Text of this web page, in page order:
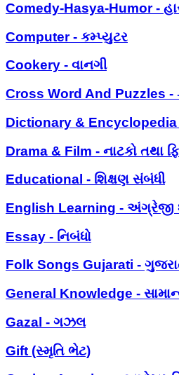
Comedy-Hasya-Humor -
Computer - કમ્પ્યુટર
Cookery - વાનગી
Cross Word And Puzzles -
Dictionary & Encyclopedia
Drama & Film - નાટકો તથા
Educational - શિક્ષણ સંબંધી
English Learning - અંગ્રેજી
Essay - નિબંધો
Folk Songs Gujarati -
General Knowledge -
Gazal - ગઝલ
Gift (સ્મૃતિ ભેટ)